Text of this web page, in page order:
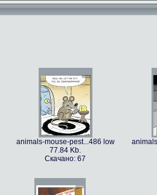
animals-mouse-pest...486 low
77.84 Kb.
Скачано: 67